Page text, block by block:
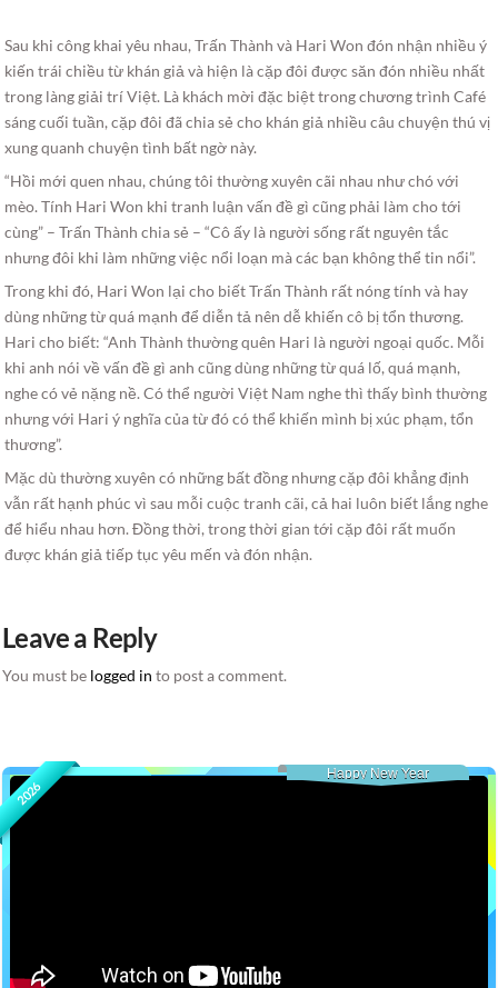
Sau khi công khai yêu nhau, Trấn Thành và Hari Won đón nhận nhiều ý
kiến trái chiều từ khán giả và hiện là cặp đôi được săn đón nhiều nhất
trong làng giải trí Việt. Là khách mời đặc biệt trong chương trình Café
sáng cuối tuần, cặp đôi đã chia sẻ cho khán giả nhiều câu chuyện thú vị
xung quanh chuyện tình bất ngờ này.
“Hồi mới quen nhau, chúng tôi thường xuyên cãi nhau như chó với
mèo. Tính Hari Won khi tranh luận vấn đề gì cũng phải làm cho tới
cùng” – Trấn Thành chia sẻ – “Cô ấy là người sống rất nguyên tắc
nhưng đôi khi làm những việc nổi loạn mà các bạn không thể tin nổi”.
Trong khi đó, Hari Won lại cho biết Trấn Thành rất nóng tính và hay
dùng những từ quá mạnh để diễn tả nên dễ khiến cô bị tổn thương.
Hari cho biết: “Anh Thành thường quên Hari là người ngoại quốc. Mỗi
khi anh nói về vấn đề gì anh cũng dùng những từ quá lố, quá mạnh,
nghe có vẻ nặng nề. Có thể người Việt Nam nghe thì thấy bình thường
nhưng với Hari ý nghĩa của từ đó có thể khiến mình bị xúc phạm, tổn
thương”.
Mặc dù thường xuyên có những bất đồng nhưng cặp đôi khẳng định
vẫn rất hạnh phúc vì sau mỗi cuộc tranh cãi, cả hai luôn biết lắng nghe
để hiểu nhau hơn. Đồng thời, trong thời gian tới cặp đôi rất muốn
được khán giả tiếp tục yêu mến và đón nhận.
Leave a Reply
You must be logged in to post a comment.
2026
Happy New Year